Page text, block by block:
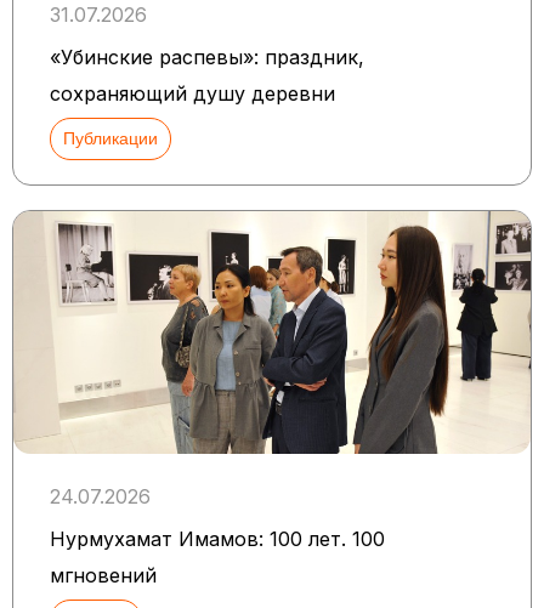
31.07.2026
«Убинские распевы»: праздник,
сохраняющий душу деревни
Публикации
24.07.2026
Нурмухамат Имамов: 100 лет. 100
мгновений